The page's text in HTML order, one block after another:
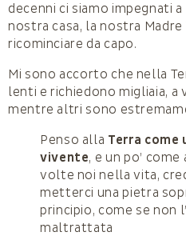
decenni ci siamo impegnati
nostra casa, la nostra Madre
ricominciare da capo.
Mi sono accorto che nella
lenti e richiedono migliaia, a
mentre altri sono
Penso alla Terra come
vivente, e un po’
volte noi nella vita,
metterci una pietra
principio, come se non
maltrattata